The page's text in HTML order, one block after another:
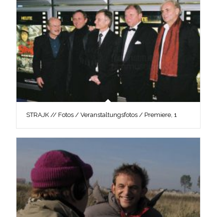
STRAJK // Fotos / Veranstaltungsfotos / Premiere, 1